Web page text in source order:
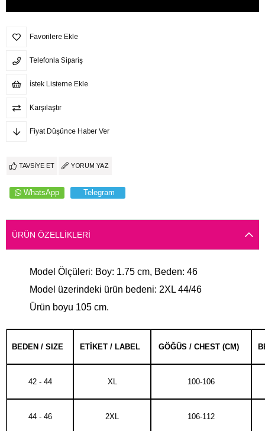
Favorilere Ekle
Telefonla Sipariş
İstek Listeme Ekle
Karşılaştır
Fiyat Düşünce Haber Ver
TAVSIYE ET YORUM YAZ
WhatsApp Telegram
ÜRÜN ÖZELLIKLERI
Model Ölçüleri: Boy: 1.75 cm, Beden: 46
Model üzerindeki ürün bedeni: 2XL 44/46
Ürün boyu 105 cm.
BEDEN / SIZE ETİKET / LABEL GÖĞÜS / CHEST (CM)
42 - 44 XL 100-106
44 - 46 2XL 106-112